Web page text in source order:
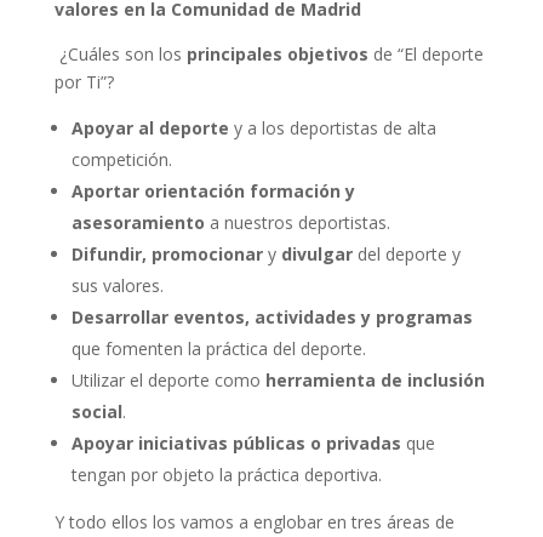
valores en la Comunidad de Madrid
¿Cuáles son los principales objetivos de “El deporte
por Ti”?
Apoyar al deporte y a los deportistas de alta
competición.
Aportar orientación formación y
asesoramiento a nuestros deportistas.
Difundir, promocionar y divulgardel deporte y
sus valores.
Desarrollar eventos, actividades y programas
que fomenten la práctica del deporte.
Utilizar el deporte como herramienta de inclusión
social.
Apoyar iniciativas públicas o privadas que
tengan por objeto la práctica deportiva.
Y todo ellos los vamos a englobar en tres áreas de